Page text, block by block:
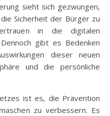
sieht sich gezwungen,
Sicherheit der Bürger zu
in die digitalen
gibt es Bedenken
dieser neuen
und die persönliche
ist es, die Prävention
zu verbessern. Es